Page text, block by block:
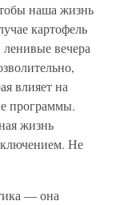
наша жизнь
картофель
вечера
влияет на
программы.
жизнь
Не
— она